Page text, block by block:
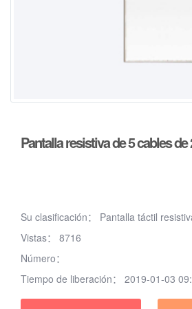
Pantalla resistiva de 5 cables
Su clasificación： Pantalla táctil
Vistas： 8716
Número：
Tiempo de liberación： 2019-01-03